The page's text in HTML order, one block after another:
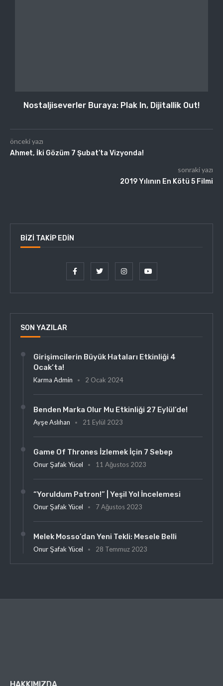
Nostaljiseverler Buraya: Plak In, Dijitallik Out!
önceki yazı
Ahmet, İki Gözüm 7 Şubat’ta Vizyonda!
sonraki yazı
2019 Yılının En Kötü 5 Filmi
BIZI TAKIP EDIN
SON YAZILAR
Girişimcilerin Büyük Hataları Etkinliği 4
Ocak’ta!
Karma Admin 2 Ocak 2024
Benden Marka Olur Mu Etkinliği 27 Eylül’de!
Ayşe Aslıhan 21 Eylül 2023
Game Of Thrones İzlemek İçin 7 Sebep
Onur Şafak Yücel 11 Ağustos 2023
“Yoruldum Patron!” | Yeşil Yol İncelemesi
Onur Şafak Yücel 7 Ağustos 2023
Melek Mosso’dan Yeni Tekli: Mesele Belli
Onur Şafak Yücel 28 Temmuz 2023